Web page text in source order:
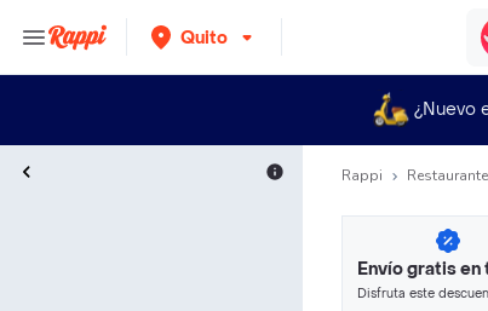
Quito
¿Nuevo
Rappi
Envío gratis en
Disfruta este